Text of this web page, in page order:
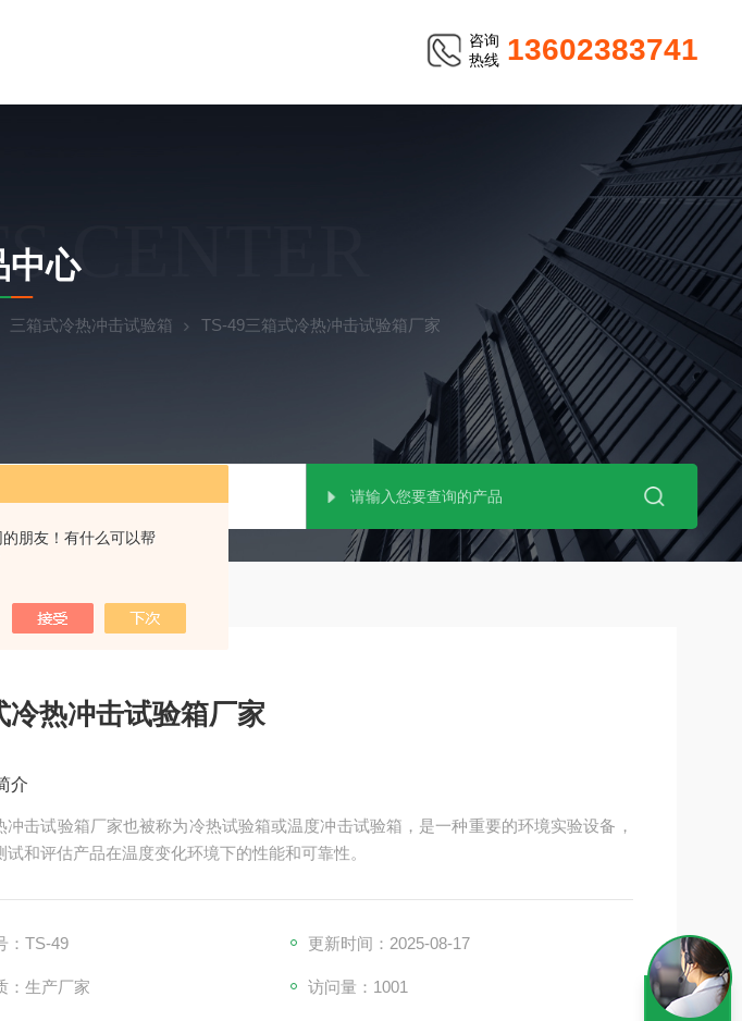
朋友！有什么可以帮
咨询
热线 13602383741
CENTER
中心
三箱式冷热冲击试验箱 TS-49三箱式冷热冲击试验箱厂家
冷热冲击试验箱厂家
介
冲击试验箱厂家也被称为冷热试验箱或温度冲击试验箱，是一种重要的环境实验设备，
试和评估产品在温度变化环境下的性能和可靠性。
：TS-49 更新时间：2025-08-17
：生产厂家 访问量：1001